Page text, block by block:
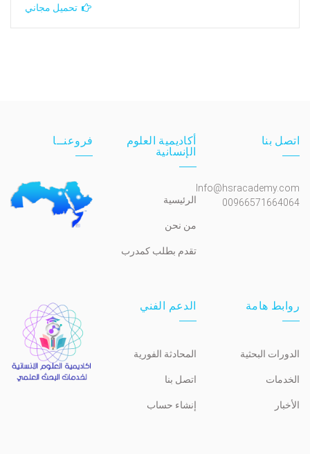
تحميل مجاني
اتصل بنا
Info@hsracademy.com
00966571664064
أكاديمية العلوم
الإنسانية
الرئيسية
من نحن
تقدم بطلب كمدرب
فروعنــا
روابط هامة
الدورات البحثية
الخدمات
الأخبار
الدعم الفني
المحادثة الفورية
اتصل بنا
إنشاء حساب